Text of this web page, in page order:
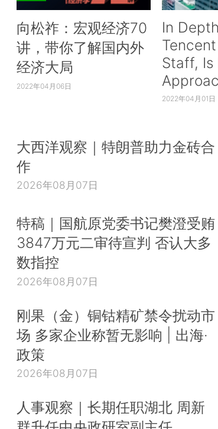
向松祚：宏观经济70
讲，带你了解国内外
经济大局
2022年04月06日
In
Staff, Is
2022年04月01日
大西洋观察｜特朗普助力金砖合
作
2026年08月07日
特稿｜国航原党委书记樊澄受贿
3847万元二审待宣判 否认大多
数指控
2026年08月07日
刚果（金）铜钴精矿禁令扰动市
场 多家企业称暂无影响 | 出海·
政策
2026年08月07日
人事观察｜长期任职湖北 周新